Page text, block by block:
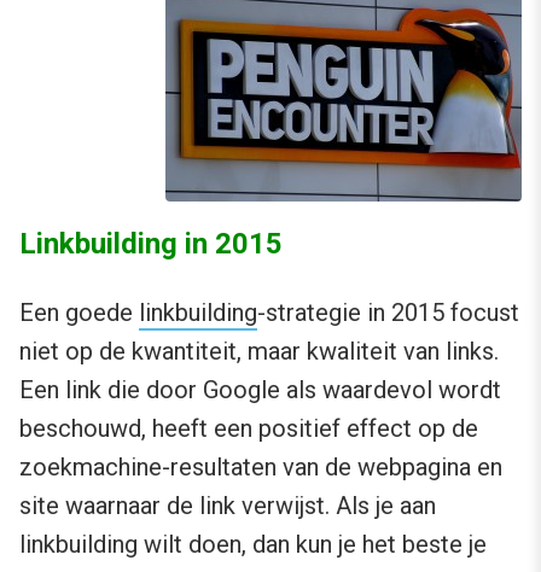
Linkbuilding in 2015
Een goede linkbuilding-strategie in 2015 focust
niet op de kwantiteit, maar kwaliteit van links.
Een link die door Google als waardevol wordt
beschouwd, heeft een positief effect op de
zoekmachine-resultaten van de webpagina en
site waarnaar de link verwijst. Als je aan
linkbuilding wilt doen, dan kun je het beste je